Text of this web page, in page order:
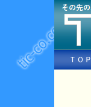
ＴＯＰ